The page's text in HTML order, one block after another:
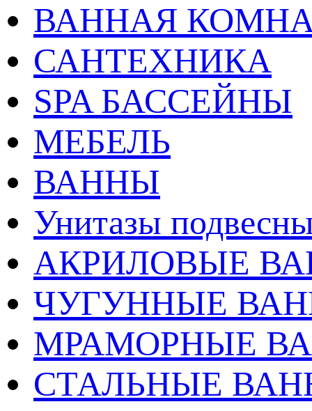
ВАННАЯ
САНТЕХНИКА
SPA БАССЕЙНЫ
МЕБЕЛЬ
ВАННЫ
Унитазы
АКРИЛОВЫЕ
ЧУГУННЫЕ
МРАМОРНЫЕ
СТАЛЬНЫЕ